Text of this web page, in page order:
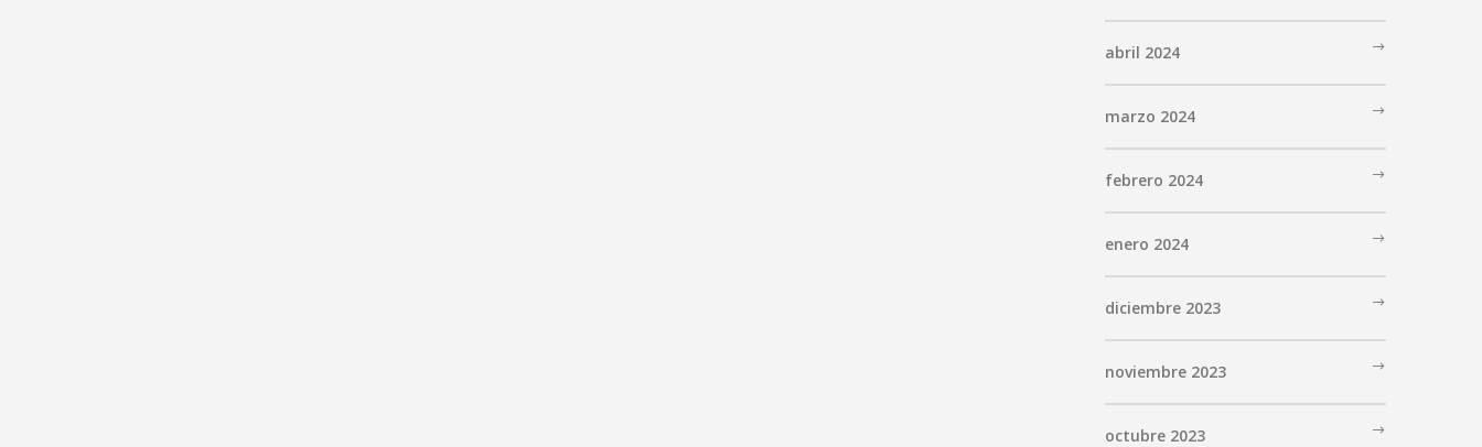
abril 2024
marzo 2024
febrero 2024
enero 2024
diciembre 2023
noviembre 2023
octubre 2023